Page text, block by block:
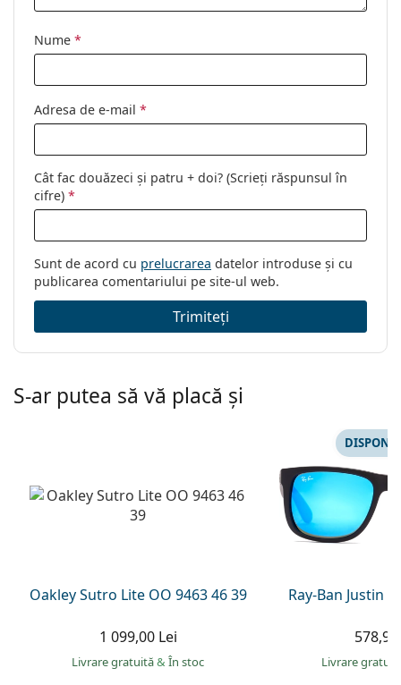
Sex:
Bărbați
Categorie:
Utilizare:
Sport
off-road
Cod:
OO 9463 18 39
Nume *
Adresa de e-mail *
Cât fac douăzeci și patru + doi? (Scrieți răspunsul în
cifre) *
Sunt de acord cu prelucrarea datelor introduse și cu
publicarea comentariului pe site-ul web.
Trimiteți
S-ar putea să vă placă și
Oakley Sutro Lite OO 9463 46 39
1 099,00 Lei
Livrare gratuită& În stoc
Ray-Ban Justin
Livrare